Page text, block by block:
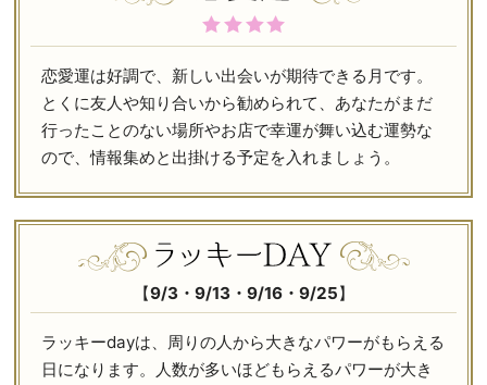
恋愛運は好調で、新しい出会いが期待できる月です。
とくに友人や知り合いから勧められて、あなたがまだ
行ったことのない場所やお店で幸運が舞い込む運勢な
ので、情報集めと出掛ける予定を入れましょう。
【9/3・9/13・9/16・9/25】
ラッキーdayは、周りの人から大きなパワーがもらえる
日になります。人数が多いほどもらえるパワーが大き